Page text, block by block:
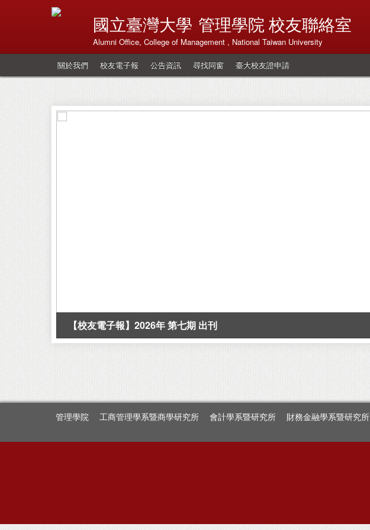
國立臺灣大學 管理學院 校友聯絡室
Alumni Office, College of Management , National Taiwan University
關於我們 校友電子報 公告資訊 尋找同窗 臺大校友證申請
【校友電子報】2026年 第七期 出刊
管理學院 工商管理學系暨商學研究所 會計學系暨研究所 財務金融學系暨研究所